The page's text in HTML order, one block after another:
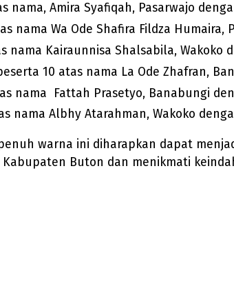
nama, Amira Syafiqah, Pasarwajo
nama Wa Ode Shafira Fildza Humaira,
nama Kairaunnisa Shalsabila, Wakoko
10 atas nama La Ode Zhafran,
nama Fattah Prasetyo, Banabungi
nama Albhy Atarahman, Wakoko
warna ini diharapkan dapat
Buton dan menikmati